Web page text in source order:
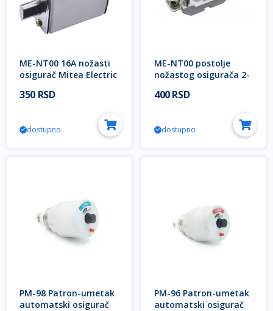
ME-NT00 16A nožasti
osigurač Mitea Electric
350 RSD
dostupno
ME-NT00 postolje
nožastog osigurača 2-
400 RSD
dostupno
PM-98 Patron-umetak
automatski osigurač
PM-96 Patron-umetak
automatski osigurač